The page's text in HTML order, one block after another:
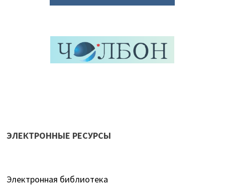
ЭЛЕКТРОННЫЕ РЕСУРСЫ
Электронная библиотека